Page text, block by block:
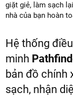
giặt giẻ, làm sạch
nhà của bạn hoàn
Hệ thống
minh
bản đồ chính
sạch, nhận